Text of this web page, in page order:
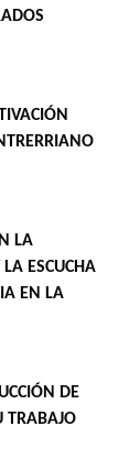
LA
ESCUCHA
EN LA
DE
TRABAJO